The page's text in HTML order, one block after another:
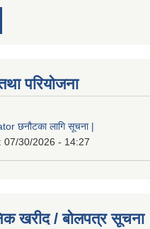
परियोजना
छनौटका लागि सूचना |
07/30/2026 - 14:27
खरीद / बोलपत्र सूचना